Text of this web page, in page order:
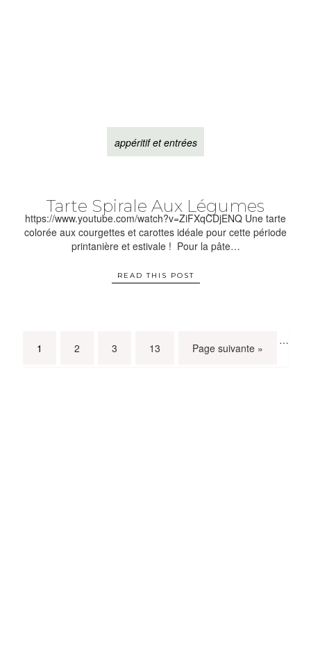
appéritif et entrées
Tarte Spirale Aux Légumes
https://www.youtube.com/watch?v=ZiFXqCDjENQ Une tarte
colorée aux courgettes et carottes idéale pour cette période
printanière et estivale ! Pour la pâte…
READ THIS POST
1 2 3
…
13 Page suivante »